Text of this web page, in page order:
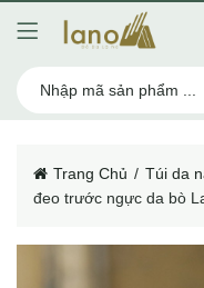
Trang Chủ Túi da
đeo trước ngực da bò